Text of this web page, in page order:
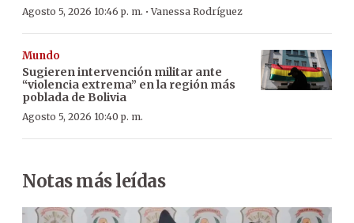
Agosto 5, 2026 10:46 p. m. ·Vanessa Rodríguez
Mundo
Sugieren intervención militar ante
“violencia extrema” en la región más
poblada de Bolivia
Agosto 5, 2026 10:40 p. m.
Notas más leídas